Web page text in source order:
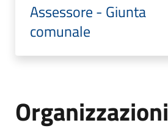
Assessore - Giunta
comunale
Organizzazioni